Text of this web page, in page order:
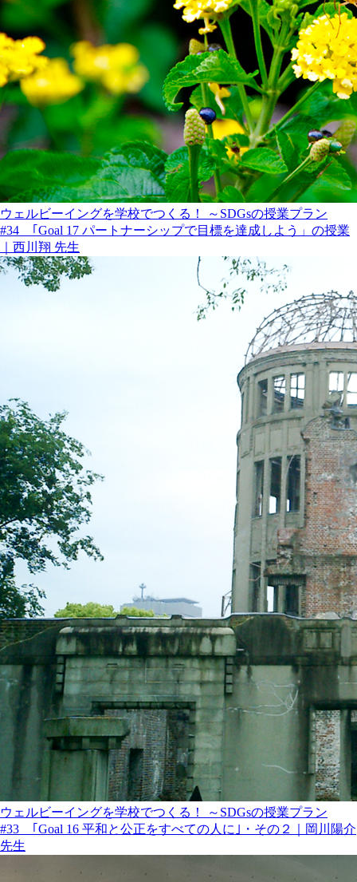
ウェルビーイングを学校でつくる！ ～SDGsの授業プラン
#34 ｢Goal 17 パートナーシップで目標を達成しよう」の授業
｜西川翔 先生
ウェルビーイングを学校でつくる！ ～SDGsの授業プラン
#33 ｢Goal 16 平和と公正をすべての人に｣・その２｜岡川陽介
先生